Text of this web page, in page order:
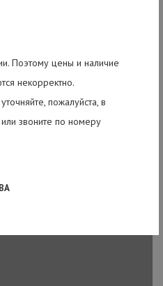
Поэтому цены и наличие
некорректно.
пожалуйста, в
или звоните по номеру
напольной установки и гнездо